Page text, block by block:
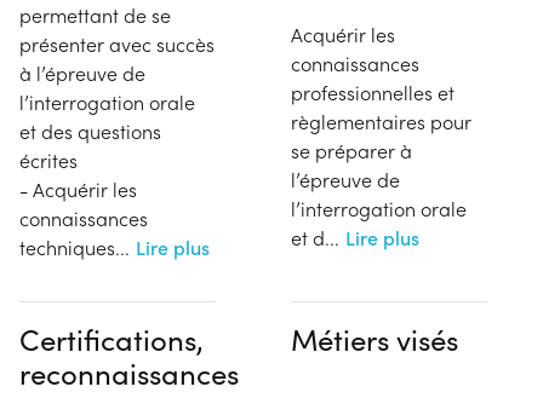
permettant de se
présenter avec succès
à l’épreuve de
l’interrogation orale
et des questions
écrites
- Acquérir les
connaissances
techniques... Lire plus
Acquérir les
connaissances
professionnelles et
règlementaires pour
se préparer à
l’épreuve de
l’interrogation orale
et d... Lire plus
Certifications,
reconnaissances
Métiers visés